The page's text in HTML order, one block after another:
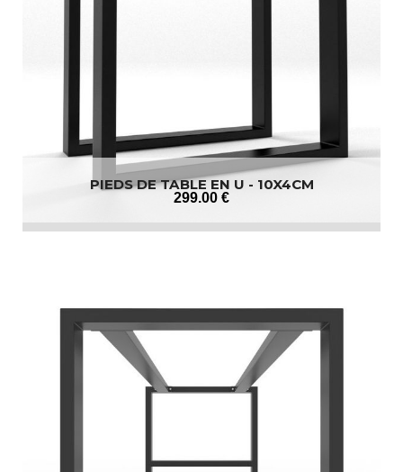
PIEDS DE TABLE EN U - 10X4CM
299.00 €